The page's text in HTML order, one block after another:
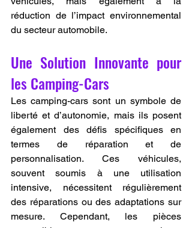
réduction de l’impact environnemental
du secteur automobile.
Une Solution Innovante pour
les Camping-Cars
Les camping-cars sont un symbole de
liberté et d’autonomie, mais ils posent
également des défis spécifiques en
termes de réparation et de
personnalisation. Ces véhicules,
souvent soumis à une utilisation
intensive, nécessitent régulièrement
des réparations ou des adaptations sur
mesure. Cependant, les pièces